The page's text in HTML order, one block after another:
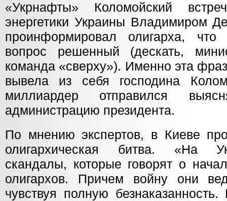
«Укрнафты» Коломойский
энергетики Украины Владимиром
проинформировал олигарха, что
вопрос решенный (дескать,
команда «сверху»). Именно эта
вывела из себя господина
миллиардер отправился
администрацию президента.
По мнению экспертов, в Киеве
олигархическая битва. «На
скандалы, которые говорят о
олигархов. Причем войну они
чувствуя полную